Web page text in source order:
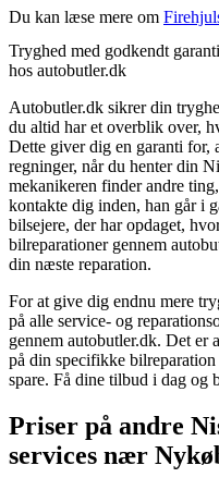
Du kan læse mere om
Tryghed med godkendt
hos autobutler.dk
Autobutler.dk sikrer din
du altid har et overblik over,
Dette giver dig en garanti for,
regninger, når du henter din
mekanikeren finder andre
kontakte dig inden, han går i
bilsejere, der har opdaget,
bilreparationer gennem
din næste reparation.
For at give dig endnu mere
på alle service- og
gennem autobutler.dk. Det er
på din specifikke
spare. Få dine tilbud i dag og
Priser på andre
services nær